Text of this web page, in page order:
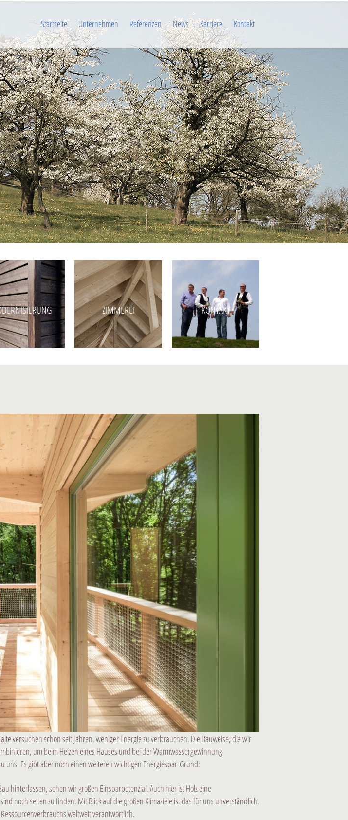
Startseite Unternehmen Referenzen News Karriere Kontakt
ZIMMEREI KONTAKT
versuchen schon seit Jahren, weniger Energie zu verbrauchen. Die Bauweise, die wir
um beim Heizen eines Hauses und bei der Warmwassergewinnung
uns. Es gibt aber noch einen weiteren wichtigen Energiespar-Grund:
hinterlassen, sehen wir großen Einsparpotenzial. Auch hier ist Holz eine
noch selten zu finden. Mit Blick auf die großen Klimaziele ist das für uns unverständlich.
weltweit verantwortlich.